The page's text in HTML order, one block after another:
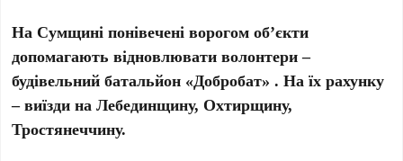
На Сумщині понівечені ворогом об’єкти
допомагають відновлювати волонтери –
будівельний батальйон «Добробат» . На їх рахунку
– виїзди на Лебединщину, Охтирщину,
Тростянеччину.